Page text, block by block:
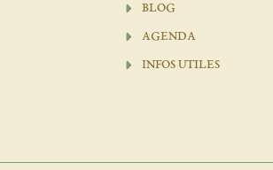
BLOG
AGENDA
INFOS UTILES